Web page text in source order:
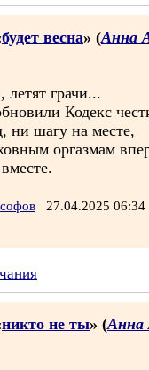
будет весна» (Анна
грачи...
Кодекс
ни шагу на месте,
оргазмам
27.04.2025 06:34
никто не ты» (Анна